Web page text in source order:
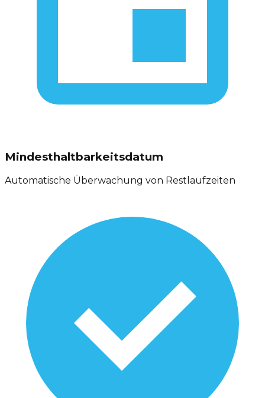
Mindesthaltbarkeitsdatum
Automatische Überwachung von Restlaufzeiten